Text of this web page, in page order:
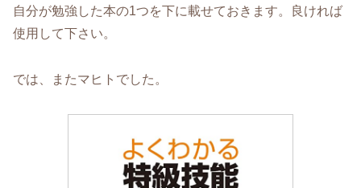
自分が勉強した本の1つを下に載せておきます。良ければ
使用して下さい。
では、またマヒトでした。